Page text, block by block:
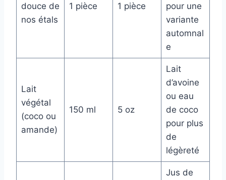
douce de
nos étals
1 pièce 1 pièce
pour une
variante
automnal
e
Lait
végétal
(coco ou
amande)
150 ml 5 oz
Lait
d’avoine
ou eau
de coco
pour plus
de
légèreté
Jus de